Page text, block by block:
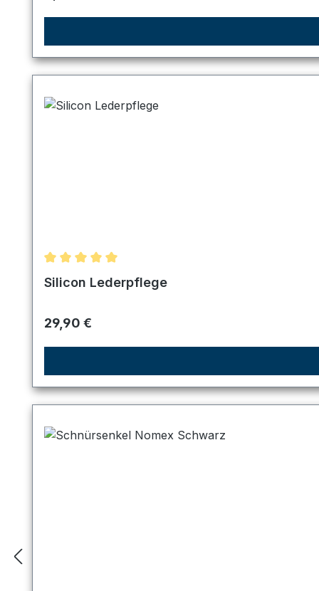
Durchschnittliche Bewertung von 5 von 5 Sternen
Silicon Lederpflege
Regulärer Preis:
29,90 €